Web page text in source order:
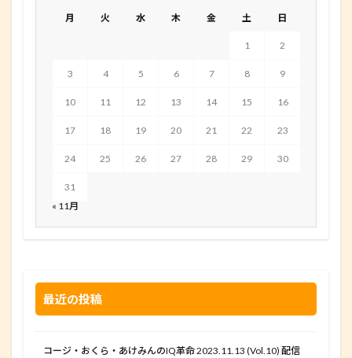
月 火 水 木 金 土 日
1 2
3 4 5 6 7 8 9
10 11 12 13 14 15 16
17 18 19 20 21 22 23
24 25 26 27 28 29 30
31
« 11月
最近の投稿
コージ・おくら・あけみんのIQ革命 2023.11.13 (Vol.10) 配信